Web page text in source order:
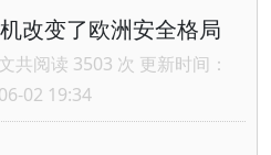
改变了欧洲安全格局
共阅读 3503 次 更新时间：
02 19:34